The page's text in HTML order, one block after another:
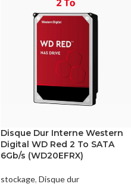
Disque Dur Interne Western
Digital WD Red 2 To SATA
6Gb/s (WD20EFRX)
stockage, Disque dur